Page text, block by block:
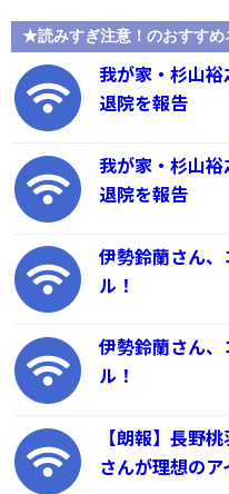
★読みすぎ注意！のおすすめ
我が家・杉山裕
退院を報告
我が家・杉山裕
退院を報告
伊勢鈴蘭さん
ル！
伊勢鈴蘭さん
ル！
【朗報】長野
さんが理想の